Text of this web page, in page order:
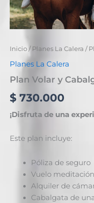
Inicio/Planes La Calera /
Planes La Calera
Plan Volar y
$ 730.000
¡Disfruta de una
Este plan incluye:
Póliza de seguro
Vuelo meditación
Alquiler de
Cabalgata de